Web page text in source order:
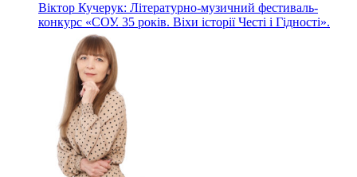
Віктор Кучерук: Літературно-музичний фестиваль-
конкурс «СОУ. 35 років. Віхи історії Честі і Гідності».